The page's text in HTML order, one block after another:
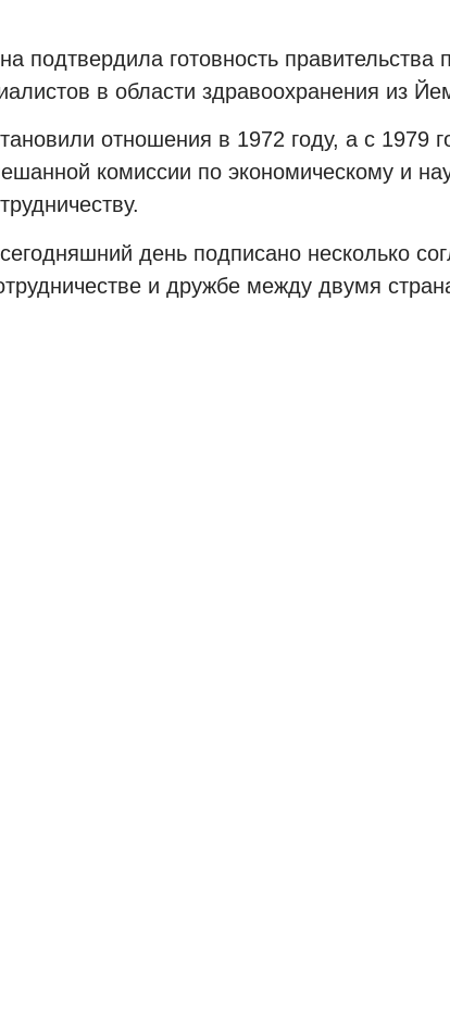
подтвердила готовность правительства
в области здравоохранения из
отношения в 1972 году, а с 1979
комиссии по экономическому и
день подписано несколько
и дружбе между двумя